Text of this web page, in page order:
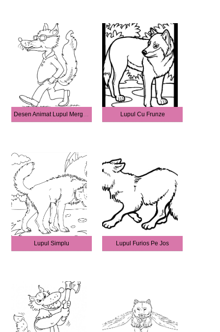
Desen Animat Lupul Mergând Lupul Cu Frunze
Lupul Simplu Lupul Furios Pe Jos